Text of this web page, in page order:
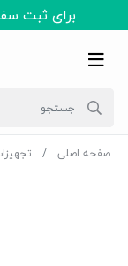
برای ثبت
صفحه اصلی